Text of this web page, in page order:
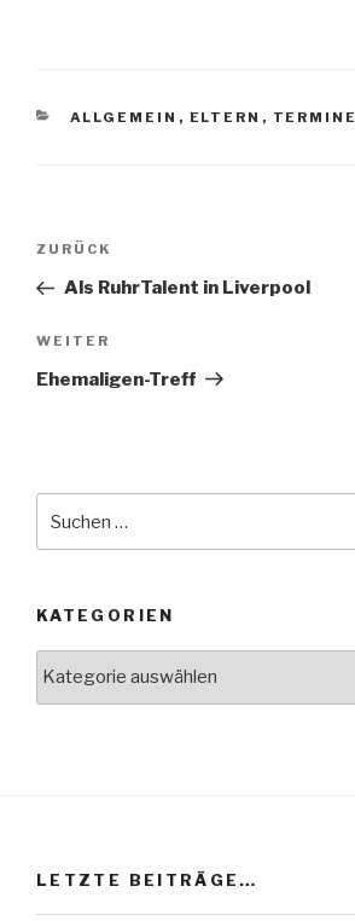
KATEGORIEN
ALLGEMEIN , ELTERN , TERMINE
Beitragsnavigation
Vorheriger
Beitrag
ZURÜCK
Als RuhrTalent in Liverpool
Nächster
Beitrag
WEITER
Ehemaligen-Treff
nach:
KATEGORIEN
LETZTE BEITRÄGE…